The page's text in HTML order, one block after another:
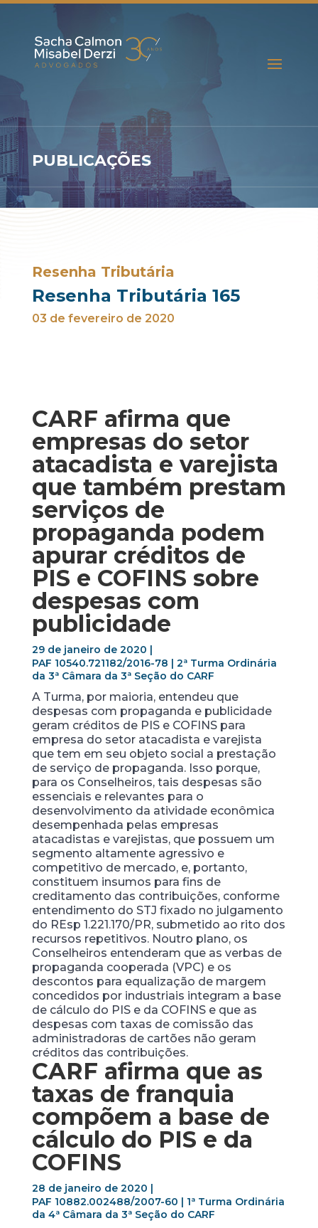
PUBLICAÇÕES
Resenha Tributária
Resenha Tributária 165
03 de fevereiro de 2020
CARF afirma que
empresas do setor
atacadista e varejista
que também prestam
serviços de
propaganda podem
apurar créditos de
PIS e COFINS sobre
despesas com
publicidade
29 de janeiro de 2020 |
PAF 10540.721182/2016-78 | 2ª Turma Ordinária
da 3ª Câmara da 3ª Seção do CARF
A Turma, por maioria, entendeu que
despesas com propaganda e publicidade
geram créditos de PIS e COFINS para
empresa do setor atacadista e varejista
que tem em seu objeto social a prestação
de serviço de propaganda. Isso porque,
para os Conselheiros, tais despesas são
essenciais e relevantes para o
desenvolvimento da atividade econômica
desempenhada pelas empresas
atacadistas e varejistas, que possuem um
segmento altamente agressivo e
competitivo de mercado, e, portanto,
constituem insumos para fins de
creditamento das contribuições, conforme
entendimento do STJ fixado no julgamento
do REsp 1.221.170/PR, submetido ao rito dos
recursos repetitivos. Noutro plano, os
Conselheiros entenderam que as verbas de
propaganda cooperada (VPC) e os
descontos para equalização de margem
concedidos por industriais integram a base
de cálculo do PIS e da COFINS e que as
despesas com taxas de comissão das
administradoras de cartões não geram
créditos das contribuições.
CARF afirma que as
taxas de franquia
compõem a base de
cálculo do PIS e da
COFINS
28 de janeiro de 2020 |
PAF 10882.002488/2007-60 | 1ª Turma Ordinária
da 4ª Câmara da 3ª Seção do CARF